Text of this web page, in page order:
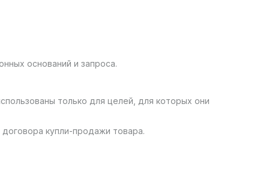
оснований и запроса.
только для целей, для которых они
купли-продажи товара.